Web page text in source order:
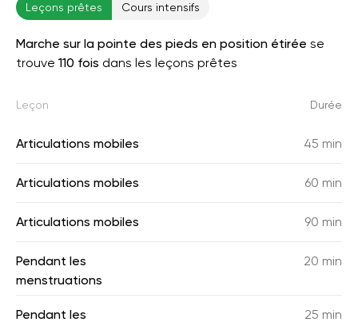
Leçons prêtes Cours intensifs
Marche sur la pointe des pieds en position étirée se
trouve 110 fois dans les leçons prêtes
Leçon Durée
Articulations mobiles 45 min
Articulations mobiles 60 min
Articulations mobiles 90 min
Pendant les
menstruations
20 min
Pendant les 25 min